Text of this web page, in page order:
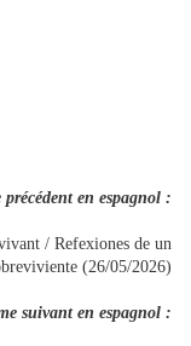
précédent en espagnol :
/ Refexiones de un
(26/05/2026)
suivant en espagnol :